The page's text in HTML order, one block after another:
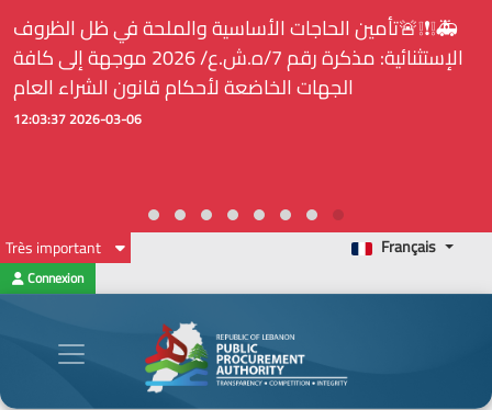
🚑❕❗❕🚨تأمين الحاجات الأساسية والملحة في ظل الظروف
الإستثنائية: مذكرة رقم 7/ه.ش.ع/ 2026 موجهة إلى كافة
الجهات الخاضعة لأحكام قانون الشراء العام
2026-03-06 12:03:37
Très important Français
Connexion